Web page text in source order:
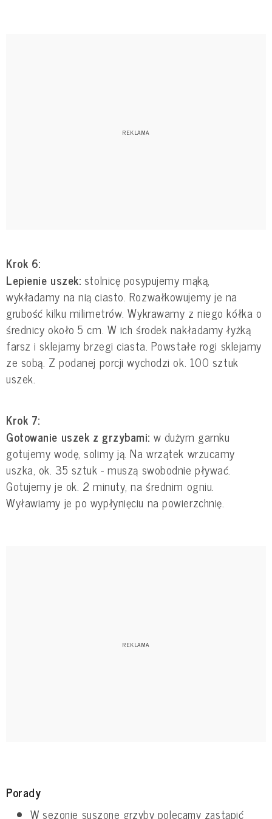
Krok 6:
Lepienie uszek: stolnicę posypujemy mąką,
wykładamy na nią ciasto. Rozwałkowujemy je na
grubość kilku milimetrów. Wykrawamy z niego kółka o
średnicy około 5 cm. W ich środek nakładamy łyżką
farsz i sklejamy brzegi ciasta. Powstałe rogi sklejamy
ze sobą. Z podanej porcji wychodzi ok. 100 sztuk
uszek.
Krok 7:
Gotowanie uszek z grzybami: w dużym garnku
gotujemy wodę, solimy ją. Na wrzątek wrzucamy
uszka, ok. 35 sztuk - muszą swobodnie pływać.
Gotujemy je ok. 2 minuty, na średnim ogniu.
Wyławiamy je po wypłynięciu na powierzchnię.
Porady
W sezonie suszone grzyby polecamy zastąpić